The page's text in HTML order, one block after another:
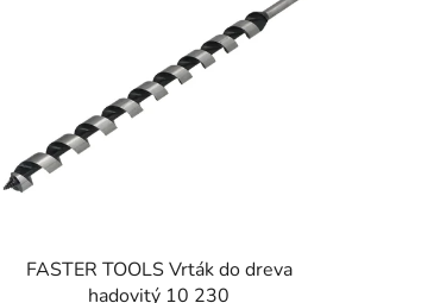
FASTER TOOLS Vrták do dreva
hadovitý 10 230